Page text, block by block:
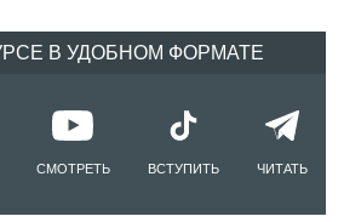
В УДОБНОМ ФОРМАТЕ
СМОТРЕТЬ ВСТУПИТЬ ЧИТАТЬ